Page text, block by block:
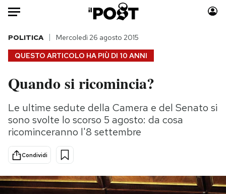
Auto
HOME
Italia
Politica
Tecnologia
Scienza
Economia
Moda
Consumismi
Storie/Idee
Altrecose
QUESTO ARTICOLO HA PIÙ DI 10 ANNI
POLITICA Mercoledì 26 agosto 2015
Quando si ricomincia?
Le ultime sedute della Camera e del Senato si
sono svolte lo scorso 5 agosto: da cosa
ricominceranno l'8 settembre
Condividi